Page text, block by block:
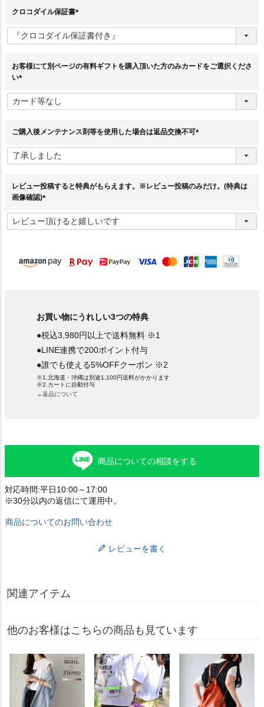
クロコダイル保証書
必
須
お客様にて別ページの有料ギフトを購入頂いた方のみカードをご選択くださ
い
必
須
ご購入後メンテナンス剤等を使用した場合は返品交換不可
須
レビュー投稿すると特典がもらえます。※レビュー投稿のみだけ。(特典は
画像確認)
必
須
お買い物にうれしい3つの特典
●税込3,980円以上で送料無料 ※1
●LINE連携で200ポイント付与
●誰でも使える5%OFFクーポン ※2
※1.北海道・沖縄は別途1,100円送料がかかります
※2.カートに自動付与
→返品について
商品についての相談をする
対応時間:平日10:00～17:00
※30分以内の返信にて運用中。
商品についてのお問い合わせ
レビューを書く
関連アイテム
他のお客様はこちらの商品も見ています